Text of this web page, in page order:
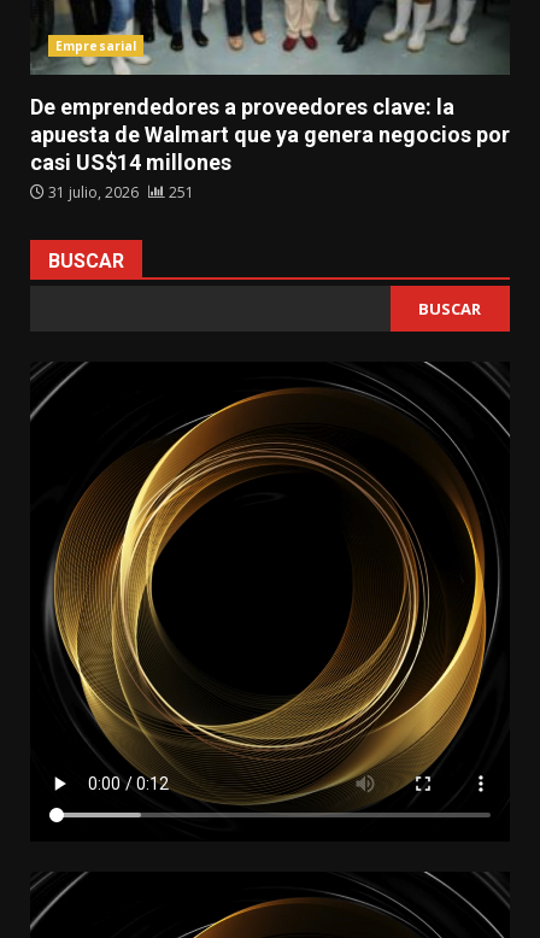
Empresarial
De emprendedores a proveedores clave: la
apuesta de Walmart que ya genera negocios por
casi US$14 millones
31 julio, 2026 251
BUSCAR
BUSCAR